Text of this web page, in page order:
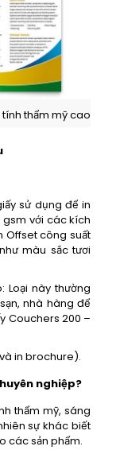
thẩm mỹ cao
sử dụng để in
gsm với các kích
Offset công suất
màu sắc tươi
này thường
nhà hàng để
Couchers 200 –
in brochure).
nghiệp?
thẩm mỹ, sáng
sự khác biết
các sản phẩm.